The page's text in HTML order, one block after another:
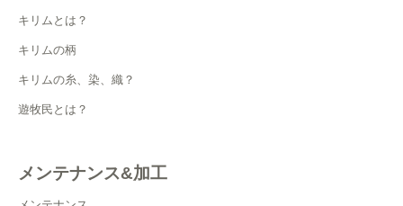
キリムとは？
キリムの柄
キリムの糸、染、織？
遊牧民とは？
メンテナンス&加工